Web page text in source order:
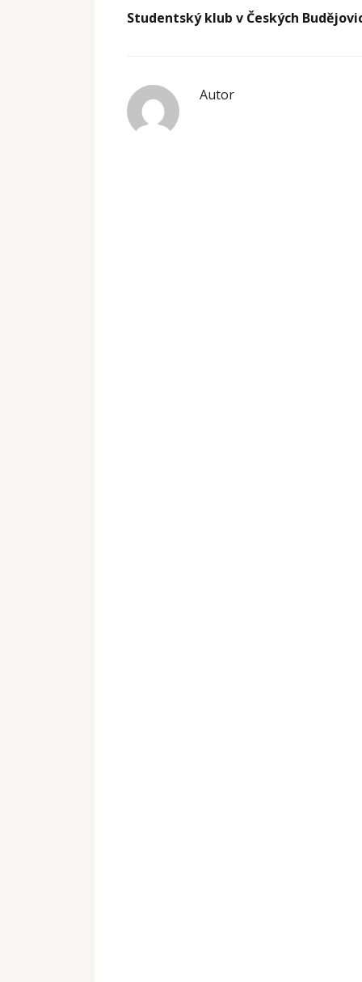
Studentský klub v Českých
Autor